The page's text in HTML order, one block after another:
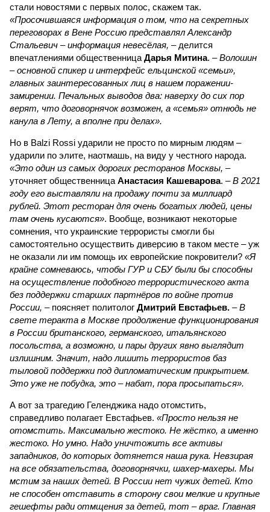
стали новостями с первых полос, скажем так.
«Просочившаяся информация о том, что на секретных
переговорах в Вене Россию представлял Александр
Стальевич – информация невесёлая, – делится
впечатлениями общественница Дарья Митина. –Волошин
– основной спикер и интерфейс ельцинской «семьи»,
главных заинтересованных лиц в нашем поражении-
замирении. Печальных выводов два: наверху до сих пор
верят, что договорнячок возможен, а «семья» отнюдь не
канула в Лету, а вполне при делах».
Но в Balzi Rossi ударили не просто по мирным людям –
ударили по элите, наотмашь, на виду у честного народа.
«Это один из самых дорогих ресторанов Москвы, –
уточняет общественница Анастасия Кашеварова. –В 2021
году его выставляли на продажу почти за миллиард
рублей. Этот ресторан для очень богатых людей, цены
там очень кусаются». Вообще, возникают некоторые
сомнения, что украинские террористы смогли бы
самостоятельно осуществить диверсию в таком месте – уж
не оказали ли им помощь их европейские покровители? «Я
крайне сомневаюсь, чтобы ГУР и СБУ были бы способны
на осуществление подобного террористического акта
без поддержки старших партнёров по войне против
России, – поясняет политолог Дмитрий Евстафьев. –В
свете теракта в Москве продолжение функционирования
в России британского, германского, итальянского
посольства, а возможно, и пары других явно выглядит
излишним. Значит, надо лишить террористов баз
тыловой поддержки под дипломатическим прикрытием.
Это уже не побудка, это – набат, пора просыпаться».
А вот за трагедию Геленджика надо отомстить,
справедливо полагает Евстафьев. «Просто нельзя не
отомстить. Максимально жестоко. Не жёстко, а именно
жестоко. Но умно. Надо уничтожить все активы
западников, до которых дотянется наша рука. Невзирая
на все обязательства, договорнячки, шахер-махеры. Мы
мстим за наших детей. В России нет чужих детей. Кто
не способен отставить в сторону свои мелкие и крупные
гешефты ради отмщения за детей, тот – враг. Главная